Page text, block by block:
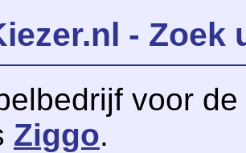
- Zoek
voor
Ziggo.